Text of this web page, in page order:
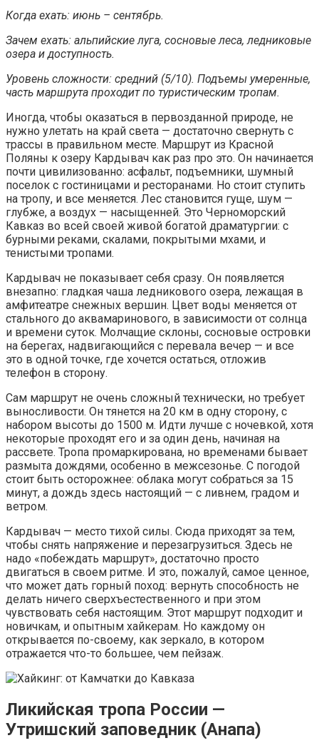
Когда ехать: июнь – сентябрь.
Зачем ехать: альпийские луга, сосновые леса, ледниковые
озера и доступность.
Уровень сложности: средний (5/10). Подъемы умеренные,
часть маршрута проходит по туристическим тропам.
Иногда, чтобы оказаться в первозданной природе, не
нужно улетать на край света — достаточно свернуть с
трассы в правильном месте. Маршрут из Красной
Поляны к озеру Кардывач как раз про это. Он начинается
почти цивилизованно: асфальт, подъемники, шумный
поселок с гостиницами и ресторанами. Но стоит ступить
на тропу, и все меняется. Лес становится гуще, шум —
глубже, а воздух — насыщенней. Это Черноморский
Кавказ во всей своей живой богатой драматургии: с
бурными реками, скалами, покрытыми мхами, и
тенистыми тропами.
Кардывач не показывает себя сразу. Он появляется
внезапно: гладкая чаша ледникового озера, лежащая в
амфитеатре снежных вершин. Цвет воды меняется от
стального до аквамаринового, в зависимости от солнца
и времени суток. Молчащие склоны, сосновые островки
на берегах, надвигающийся с перевала вечер — и все
это в одной точке, где хочется остаться, отложив
телефон в сторону.
Сам маршрут не очень сложный технически, но требует
выносливости. Он тянется на 20 км в одну сторону, с
набором высоты до 1500 м. Идти лучше с ночевкой, хотя
некоторые проходят его и за один день, начиная на
рассвете. Тропа промаркирована, но временами бывает
размыта дождями, особенно в межсезонье. С погодой
стоит быть осторожнее: облака могут собраться за 15
минут, а дождь здесь настоящий — с ливнем, градом и
ветром.
Кардывач — место тихой силы. Сюда приходят за тем,
чтобы снять напряжение и перезагрузиться. Здесь не
надо «побеждать маршрут», достаточно просто
двигаться в своем ритме. И это, пожалуй, самое ценное,
что может дать горный поход: вернуть способность не
делать ничего сверхъестественного и при этом
чувствовать себя настоящим. Этот маршрут подходит и
новичкам, и опытным хайкерам. Но каждому он
открывается по-своему, как зеркало, в котором
отражается что-то большее, чем пейзаж.
Ликийская тропа России —
Утришский заповедник (Анапа)